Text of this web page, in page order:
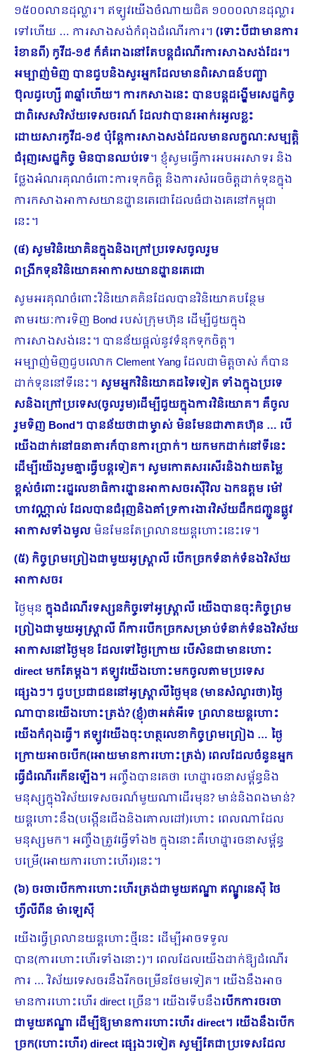
១៥០០លានដុល្លារ។ ឥឡូវយើងចំណាយជិត ១០០០លានដុល្លារ
ទៅហើយ … ការសាងសង់កំពុងដំណើរការ។ (ទោះបីជាមានការ
រំខានពី) កូវីដ-១៩ ក៏គំរោងនៅតែបន្តដំណើរការសាងសង់ដែរ។
អម្បាញ់មិញ បានជួបនិងសួរអ្នកដែលមានពិសោធន៍បញ្ជា
ប៊ុលដូហ្សើ ៣ឆ្នាំហើយ។ ការកសាងនេះ បានបន្តដង្ហើមសេដ្ឋកិច្ច
ជាពិសេសវិស័យទេសចរណ៍ ដែលវាបានរអាក់​រអួលខ្លះ
ដោយសារកូវីដ-១៩ ប៉ុន្តែការសាងសង់ដែលមានលក្ខណៈសម្បត្តិ
ជំរុញសេដ្ឋកិច្ច មិនបានឈប់ទេ។ ខ្ញុំសូមធ្វើការអបអរសាទរ និង
ថ្លែងអំណរគុណចំពោះការទុកចិត្ត និងការសំរេចចិត្តដាក់ទុនក្នុង
ការកសាងអាកាសយានដ្ឋានតេជោដែលធំជាងគេនៅកម្ពុជា
នេះ។
​(៤) សូមវិនិយោគិនក្នុងនិងក្រៅប្រទេសចូលរួម
ពង្រីកទុនវិនិយោគអាកាសយានដ្ឋានតេជោ
សូមអរគុណចំពោះវិនិយោគគិនដែលបានវិនិយោគបន្ថែម
តាមរយៈការទិញ Bond របស់ក្រុមហ៊ុន ដើម្បីជួយក្នុង
ការសាងសង់នេះ។ បានន័យផ្ដល់នូវទំនុកទុកចិត្ត។​
អម្បាញ់មិញជួបលោក Clement Yang ដែលជាមិត្តចាស់ ក៏បាន
ដាក់ទុននៅទីនេះ។ សូមអ្នកវិនិយោគដទៃទៀត ទាំងក្នុងប្រ​ទេ
សនិងក្រៅប្រទេស(ចូលរួម)ដើម្បីជួយក្នុងការ​វិនិយោគ។ គឺចូល
រួមទិញ Bond។ បានន័យថាជាម្ចាស់ មិនមែនជាភាគហ៊ុន … បើ
យើងដាក់នៅធនាគារក៏បានការប្រាក់។ យកមកដាក់នៅទីនេះ
ដើម្បីយើងរួមគ្នាធ្វើបន្តទៀត។ សូមកោតសរសើរនិងវាយតម្លៃ
ខ្ពស់ចំពោះរដ្ឋលេខាធិការដ្ឋានអាកាសចរស៊ីវិល​ ឯកឧត្តម ម៉ៅ
ហាវណ្ណាល់ ដែលបានជំរុញនិងគាំទ្រការងារវិស័យដឹកជញ្ជូនផ្លូវ
អាកាសទាំងមូលមិនមែនតែព្រលានយន្តហោះនេះទេ។
(៥) កិច្ចព្រមព្រៀងជាមួយអូស្ត្រាលី បើកច្រកទំនាក់ទំនងវិស័យ
អាកាសចរ
ថ្ងៃមុន ក្នុងដំណើរទស្សនកិច្ចទៅអូស្ត្រាលី យើងបានចុះកិច្ចព្រម
ព្រៀងជាមួយអូស្ត្រាលី ពីការបើកច្រកសម្រាប់ទំនាក់ទំនងវិស័យ
អាកាសនៅថ្ងៃមុខ ដែលទៅថ្ងៃក្រោយ បើសិនជាមានហោះ
direct មកតែម្ដង។ ឥឡូវយើងហោះមកចូលតាមប្រទេស
ផ្សេងៗ។ ជួបប្រជាជននៅអូស្ត្រាលីថ្ងៃមុន (មានសំណួរថា)ថ្ងៃ
ណាបានយើងហោះត្រង់? (ខ្ញុំ)ថាអត់អីទេ ព្រលានយន្តហោះ
យើងកំពុងធ្វើ។ ឥឡូវយើងចុះហត្ថលេខាកិច្ចព្រមព្រៀង … ថ្ងៃ
ក្រោយអាចបើក(អោយមានការហោះត្រង់) ពេលដែលចំនួនអ្នក
ធ្វើដំណើរកើនឡើង។ អញ្ចឹងបានគេថា ហេដ្ឋារចនាសម្ព័ន្ធនិង
មនុស្សក្នុងវិស័យទេសចរណ៍មួយណាដើរមុន? មាន់និងពងមាន់?
យន្តហោះនឹង(បង្កើនជើងនិងគោលដៅ)ហោះ ពេលណាដែល
មនុស្សមក។ អញ្ចឹងត្រូវធ្វើទាំង២ ក្នុងនោះគឺហេដ្ឋារចនាសម្ព័ន្ធ
បម្រើ(អោយការហោះហើរ)នេះ។
(៦) ចរចាបើកការហោះហើរត្រង់ជាមួយឥណ្ឌា ឥណ្ឌូនេស៊ី ថៃ
ហ្វីលីពីន ម៉ាឡេស៊ី
យើងធ្វើព្រលានយន្តហោះថ្មីនេះ ដើម្បីអាចទទួល
បាន(ការហោះហើរទាំងនោះ)។ ពេលដែលយើងដាក់ឱ្យដំណើរ
ការ … វិស័យទេសចរនឹងរីកចម្រើនថែមទៀត។ យើងនឹងអាច
មានការហោះហើរ direct ច្រើន។ យើងទើបនឹងបើកការចរចា
ជាមួយឥណ្ឌា ដើម្បីឱ្យមានការហោះហើរdirect។ យើងនឹងបើក
ច្រក(ហោះហើរ) direct ផ្សេងៗទៀត សូម្បីតែជាប្រទេសដែល